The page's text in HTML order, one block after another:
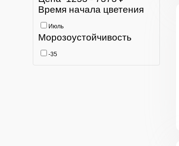
Время начала цветения
Июль
Морозоустойчивость
-35